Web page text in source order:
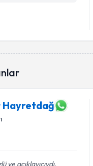
Hayretdağ
açıklayıcıydı.